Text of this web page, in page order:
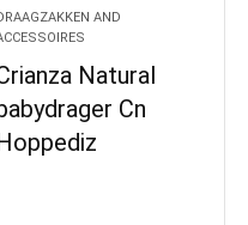
AND
Natural
Cn